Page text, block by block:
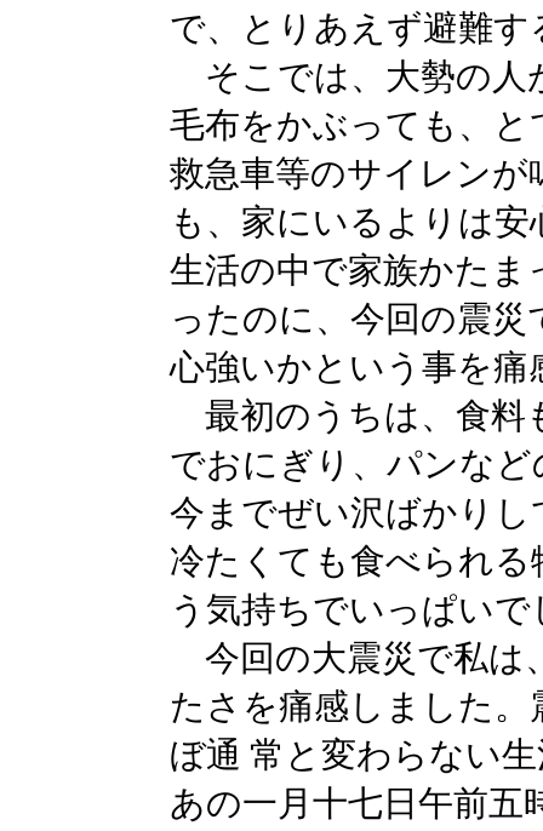
で、とりあえず避難
そこでは、大勢の人
毛布をかぶっても、と
救急車等のサイレン
も、家にいるよりは
生活の中で家族かた
ったのに、今回の震
心強いかという事を痛
最初のうちは、食料
でおにぎり、パンな
今までぜい沢ばかり
冷たくても食べられ
う気持ちでいっぱいで
今回の大震災で私は
たさを痛感しました
ぼ通 常と変わらない
あの一月十七日午前五